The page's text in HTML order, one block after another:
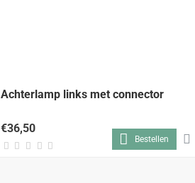
Achterlamp links met connector
€36,50
Bestellen